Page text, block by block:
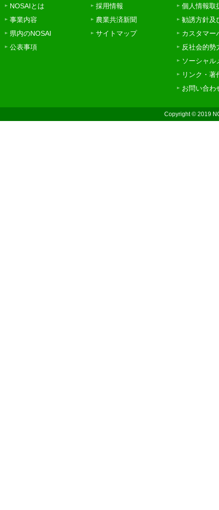
NOSAIとは
事業内容
県内のNOSAI
公表事項
採用情報
農業共済新聞
サイトマップ
個人情報取
勧誘方針及
カスタマー
反社会的勢
ソーシャル
リンク・著
お問い合わ
Copyright © 2019